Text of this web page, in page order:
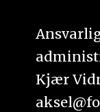
Kjær